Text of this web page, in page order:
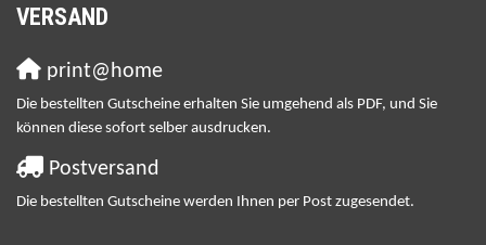
VERSAND
print@home
Die bestellten Gutscheine erhalten Sie umgehend als PDF, und Sie
können diese sofort selber ausdrucken.
Postversand
Die bestellten Gutscheine werden Ihnen per Post zugesendet.